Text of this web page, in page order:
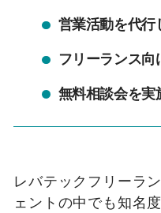
営業活動を代行
フリーランス向
無料相談会を実
レバテックフリーラ
ェントの中でも知名